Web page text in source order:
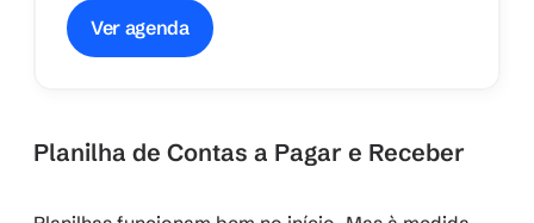
Ver agenda
Planilha de Contas a Pagar e Receber